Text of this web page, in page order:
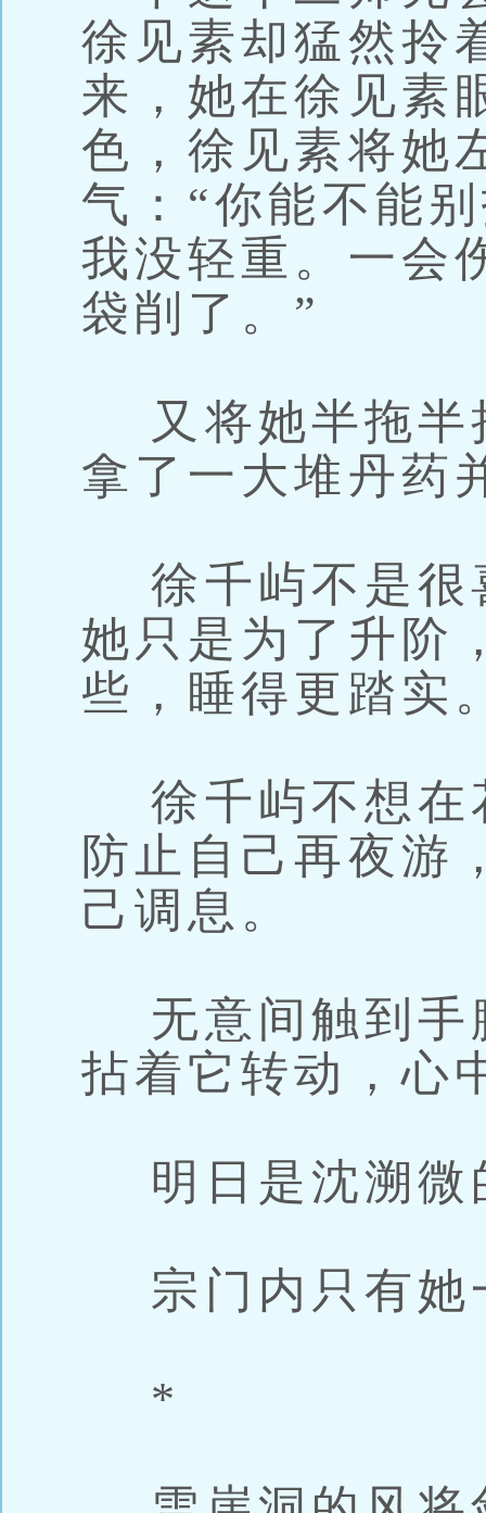
徐见素却猛然拎
来，她在徐见素
色，徐见素将她
气：“你能不能
我没轻重。一会
袋削了。”
又将她半拖半
拿了一大堆丹药
徐千屿不是很
她只是为了升阶
些，睡得更踏实
徐千屿不想在
防止自己再夜游
己调息。
无意间触到手
拈着它转动，心
明日是沈溯微
宗门内只有她
*